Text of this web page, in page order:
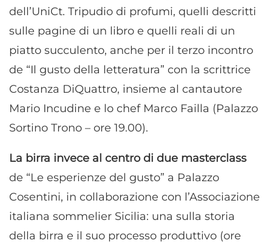
dell’UniCt. Tripudio di profumi, quelli descritti
sulle pagine di un libro e quelli reali di un
piatto succulento, anche per il terzo incontro
de “Il gusto della letteratura” con la scrittrice
Costanza DiQuattro, insieme al cantautore
Mario Incudine e lo chef Marco Failla (Palazzo
Sortino Trono – ore 19.00).
La birra invece al centro di due masterclass
de “Le esperienze del gusto” a Palazzo
Cosentini, in collaborazione con l’Associazione
italiana sommelier Sicilia: una sulla storia
della birra e il suo processo produttivo (ore